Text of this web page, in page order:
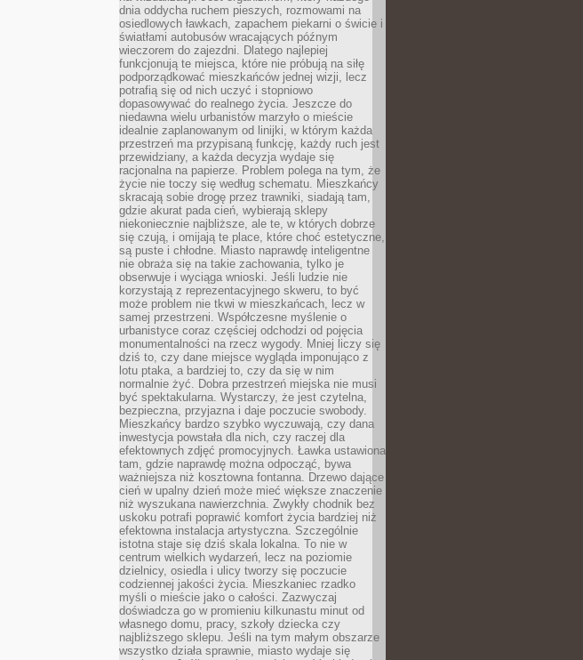
dnia oddycha ruchem pieszych, rozmowami na
osiedlowych ławkach, zapachem piekarni o świcie i
światłami autobusów wracających późnym
wieczorem do zajezdni. Dlatego najlepiej
funkcjonują te miejsca, które nie próbują na siłę
podporządkować mieszkańców jednej wizji, lecz
potrafią się od nich uczyć i stopniowo
dopasowywać do realnego życia. Jeszcze do
niedawna wielu urbanistów marzyło o mieście
idealnie zaplanowanym od linijki, w którym każda
przestrzeń ma przypisaną funkcję, każdy ruch jest
przewidziany, a każda decyzja wydaje się
racjonalna na papierze. Problem polega na tym, że
życie nie toczy się według schematu. Mieszkańcy
skracają sobie drogę przez trawniki, siadają tam,
gdzie akurat pada cień, wybierają sklepy
niekoniecznie najbliższe, ale te, w których dobrze
się czują, i omijają te place, które choć estetyczne,
są puste i chłodne. Miasto naprawdę inteligentne
nie obraża się na takie zachowania, tylko je
obserwuje i wyciąga wnioski. Jeśli ludzie nie
korzystają z reprezentacyjnego skweru, to być
może problem nie tkwi w mieszkańcach, lecz w
samej przestrzeni. Współczesne myślenie o
urbanistyce coraz częściej odchodzi od pojęcia
monumentalności na rzecz wygody. Mniej liczy się
dziś to, czy dane miejsce wygląda imponująco z
lotu ptaka, a bardziej to, czy da się w nim
normalnie żyć. Dobra przestrzeń miejska nie musi
być spektakularna. Wystarczy, że jest czytelna,
bezpieczna, przyjazna i daje poczucie swobody.
Mieszkańcy bardzo szybko wyczuwają, czy dana
inwestycja powstała dla nich, czy raczej dla
efektownych zdjęć promocyjnych. Ławka ustawiona
tam, gdzie naprawdę można odpocząć, bywa
ważniejsza niż kosztowna fontanna. Drzewo dające
cień w upalny dzień może mieć większe znaczenie
niż wyszukana nawierzchnia. Zwykły chodnik bez
uskoku potrafi poprawić komfort życia bardziej niż
efektowna instalacja artystyczna. Szczególnie
istotna staje się dziś skala lokalna. To nie w
centrum wielkich wydarzeń, lecz na poziomie
dzielnicy, osiedla i ulicy tworzy się poczucie
codziennej jakości życia. Mieszkaniec rzadko
myśli o mieście jako o całości. Zazwyczaj
doświadcza go w promieniu kilkunastu minut od
własnego domu, pracy, szkoły dziecka czy
najbliższego sklepu. Jeśli na tym małym obszarze
wszystko działa sprawnie, miasto wydaje się